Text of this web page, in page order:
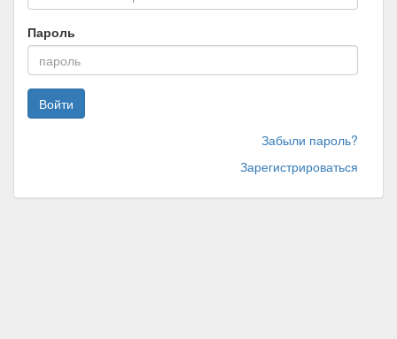
Пароль
Войти
Забыли пароль?
Зарегистрироваться